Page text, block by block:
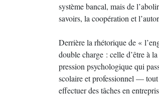
système bancal, mais de
savoirs, la coopération et
Derrière la rhétorique de «
double charge : celle d’être à
pression psychologique qui
scolaire et professionnel — tout
effectuer des tâches en